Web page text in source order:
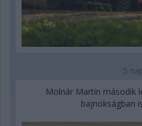
5
Molnár Martin második
bajnokságban